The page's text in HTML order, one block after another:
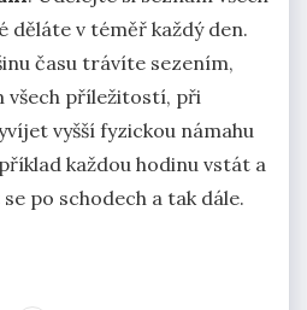
děláte v téměř každý den.
času trávíte sezením,
všech příležitostí, při
vyšší fyzickou námahu
každou hodinu vstát a
po schodech a tak dále.